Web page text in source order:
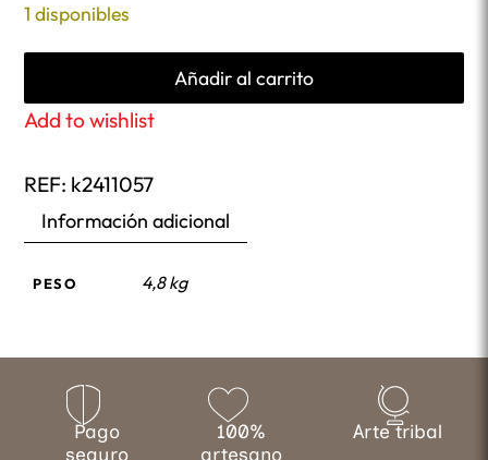
1 disponibles
Añadir al carrito
Add to wishlist
REF: k2411057
Información adicional
PESO 4,8 kg
Pago
seguro
100%
artesano
Arte tribal